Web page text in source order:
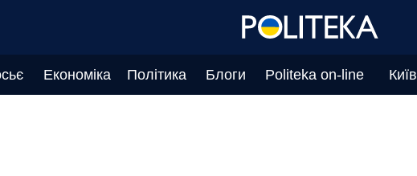
Економіка Політика Блоги Politeka on-line Київ